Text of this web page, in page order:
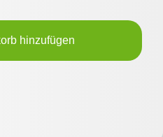
hinzufügen